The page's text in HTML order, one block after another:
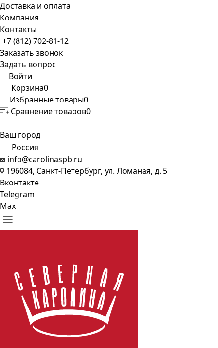
Доставка и оплата
Компания
Контакты
+7 (812) 702-81-12
Заказать звонок
Задать вопрос
Войти
Корзина0
Избранные товары0
Сравнение товаров0
Ваш город
Россия
info@carolinaspb.ru
196084, Санкт-Петербург, ул. Ломаная, д. 5
Вконтакте
Telegram
Max